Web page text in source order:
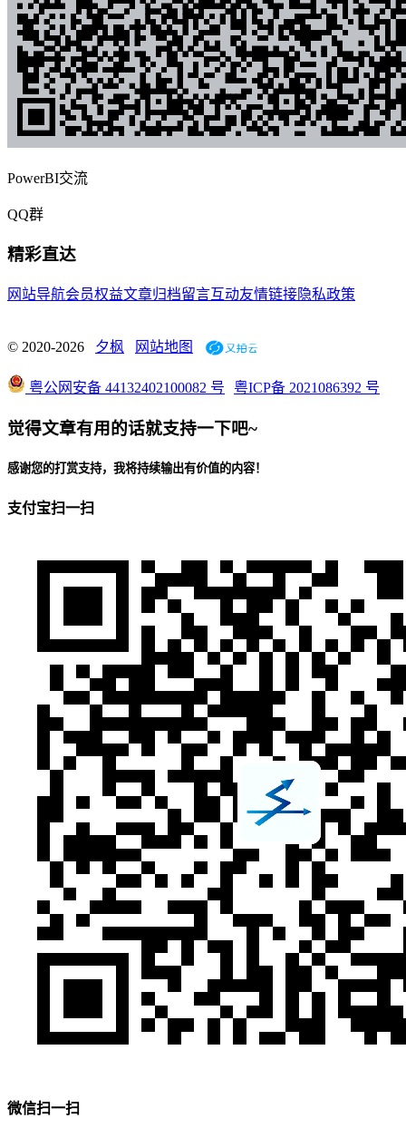
PowerBI交流
QQ群
精彩直达
网站导航会员权益文章归档留言互动友情链接隐私政策
© 2020-2026 夕枫 网站地图
粤公网安备 44132402100082 号 粤ICP备 2021086392 号
觉得文章有用的话就支持一下吧~
感谢您的打赏支持，我将持续输出有价值的内容！
支付宝扫一扫
微信扫一扫